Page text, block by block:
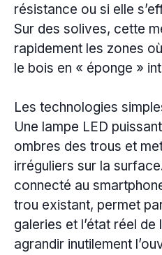
résistance ou si elle
Sur des solives, cette
rapidement les zones
le bois en « éponge »
Les technologies
Une lampe LED
ombres des trous et
irréguliers sur la
connecté au
trou existant, permet
galeries et l’état réel de
agrandir inutilement